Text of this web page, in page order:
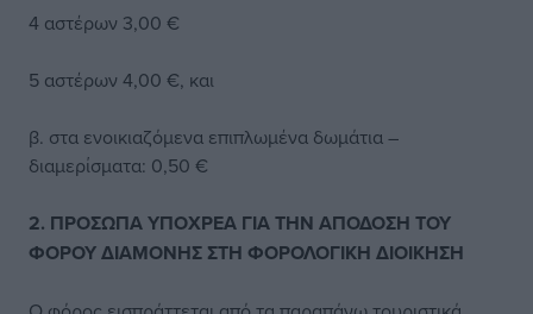
4 αστέρων 3,00 €
5 αστέρων 4,00 €, και
β. στα ενοικιαζόμενα επιπλωμένα δωμάτια –
διαμερίσματα: 0,50 €
2. ΠΡΟΣΩΠΑ ΥΠΟΧΡΕΑ ΓΙΑ ΤΗΝ ΑΠΟΔΟΣΗ ΤΟΥ
ΦΟΡΟΥ ΔΙΑΜΟΝΗΣ ΣΤΗ ΦΟΡΟΛΟΓΙΚΗ ΔΙΟΙΚΗΣΗ